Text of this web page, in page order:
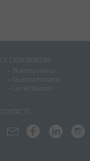
LA CASA BONZINI
– Nuestra marca
– Nuestra historia
– La red Bonzini
CONTACTS